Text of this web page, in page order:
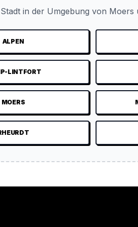
Stadt in der Umgebung von
ALPEN
LINTFORT
MOERS